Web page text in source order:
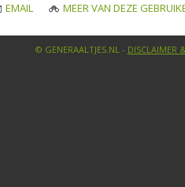
EMAIL MEER VAN DEZE
© GENERAALTJES.NL - DISCLAIMER